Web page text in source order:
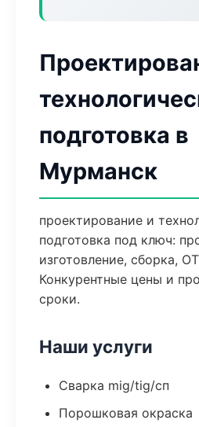
подготовка в
Мурманск
проектирование и
подготовка под ключ:
изготовление, сборка,
Конкурентные цены и
сроки.
Наши услуги
Сварка mig/tig/сп
Порошковая окраска